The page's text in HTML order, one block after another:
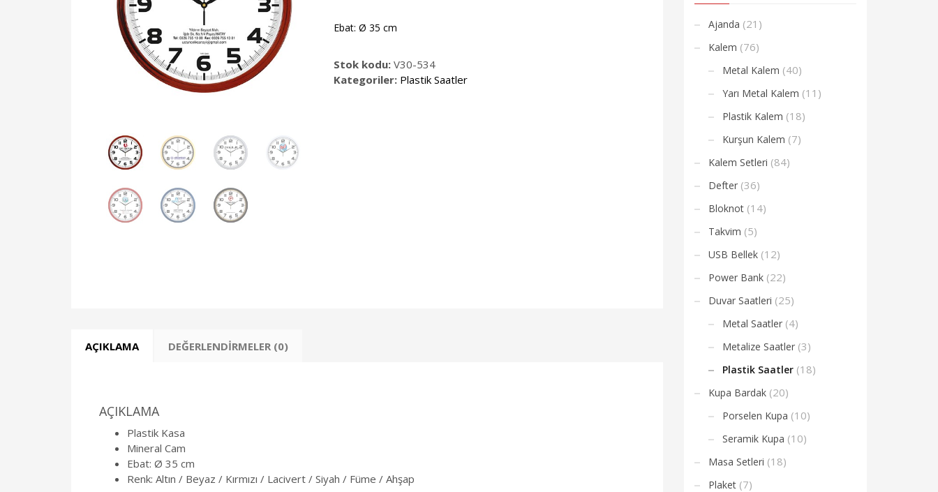
Ebat: Ø 35 cm
Stok kodu:V30-534
Kategoriler: Plastik Saatler
AÇIKLAMA DEĞERLENDIRMELER (0)
AÇIKLAMA
Plastik Kasa
Mineral Cam
Ebat: Ø 35 cm
Renk: Altın / Beyaz / Kırmızı / Lacivert / Siyah / Füme / Ahşap
Ajanda (21)
Kalem (76)
Metal Kalem (40)
Yarı Metal Kalem (11)
Plastik Kalem (18)
Kurşun Kalem (7)
Kalem Setleri (84)
Defter (36)
Bloknot (14)
Takvim (5)
USB Bellek (12)
Power Bank (22)
Duvar Saatleri (25)
Metal Saatler (4)
Metalize Saatler (3)
Plastik Saatler (18)
Kupa Bardak (20)
Porselen Kupa (10)
Seramik Kupa (10)
Masa Setleri (18)
Plaket (7)